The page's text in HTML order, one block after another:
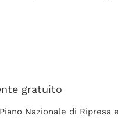
gratuito
Nazionale di Ripresa